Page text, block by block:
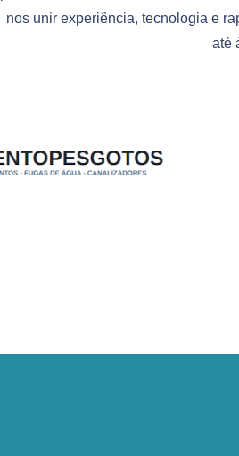
nos unir experiência, tecnologia e
até